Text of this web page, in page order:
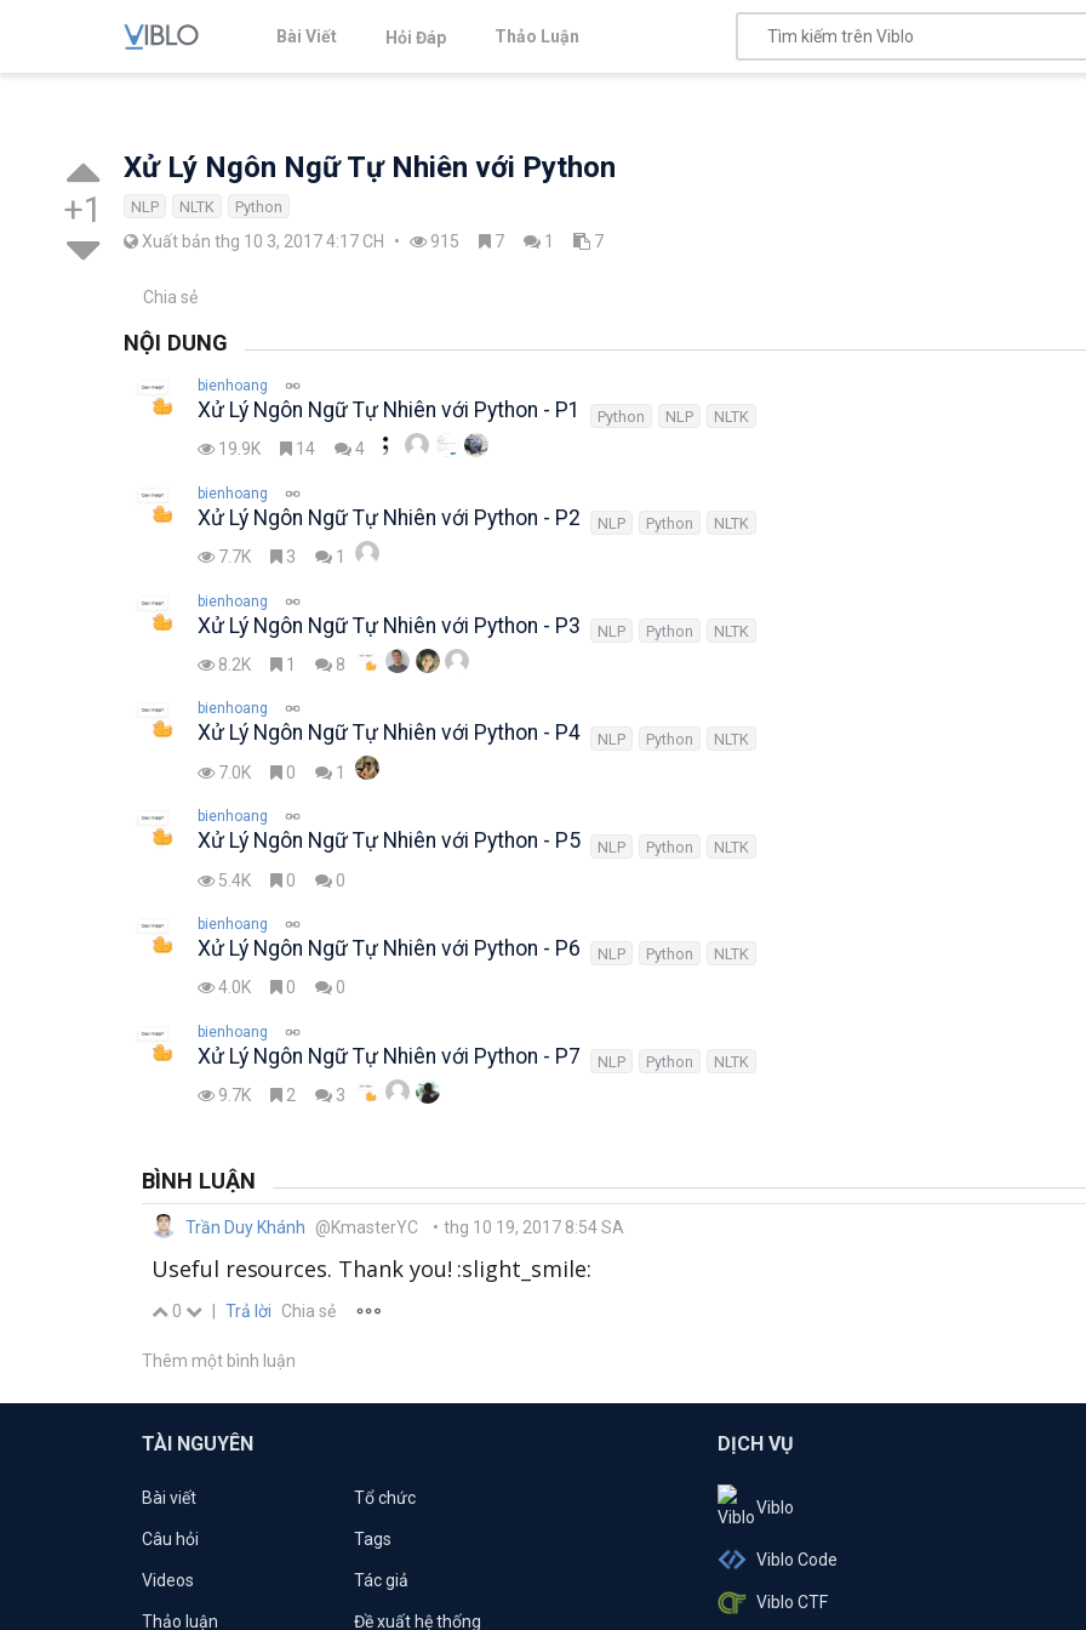
Bài Viết Hỏi Đáp Thảo Luận
+1
Xử Lý Ngôn Ngữ Tự Nhiên với Python
NLP NLTK Python
Xuất bản thg 10 3, 2017 4:17 CH • 915 7 1 7
Chia sẻ
NỘI DUNG
bienhoang
Xử Lý Ngôn Ngữ Tự Nhiên với Python - P1 Python NLP NLTK
19.9K 14 4
bienhoang
Xử Lý Ngôn Ngữ Tự Nhiên với Python - P2 NLP Python NLTK
7.7K 3 1
bienhoang
Xử Lý Ngôn Ngữ Tự Nhiên với Python - P3 NLP Python NLTK
8.2K 1 8
bienhoang
Xử Lý Ngôn Ngữ Tự Nhiên với Python - P4 NLP Python NLTK
7.0K 0 1
bienhoang
Xử Lý Ngôn Ngữ Tự Nhiên với Python - P5 NLP Python NLTK
5.4K 0 0
bienhoang
Xử Lý Ngôn Ngữ Tự Nhiên với Python - P6 NLP Python NLTK
4.0K 0 0
bienhoang
Xử Lý Ngôn Ngữ Tự Nhiên với Python - P7 NLP Python NLTK
9.7K 2 3
BÌNH LUẬN
Trần Duy Khánh @KmasterYC • thg 10 19, 2017 8:54 SA
Useful resources. Thank you! :slight_smile:
0 | Trả lời Chia sẻ
Thêm một bình luận
TÀI NGUYÊN
Bài viết Tổ chức
Câu hỏi Tags
Videos Tác giả
Thảo luận Đề xuất hệ thống
DỊCH VỤ
Viblo
Viblo Code
Viblo CTF